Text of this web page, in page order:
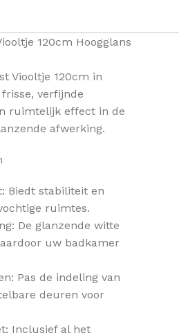
120cm Hoogglans
Viooltje 120cm in
verfijnde
ruimtelijk effect in de
afwerking.
Biedt stabiliteit en
ruimtes.
De glanzende witte
uw badkamer
Pas de indeling van
deuren voor
Inclusief al het